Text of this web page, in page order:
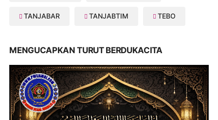
TANJABAR TANJABTIM TEBO
MENGUCAPKAN TURUT BERDUKACITA